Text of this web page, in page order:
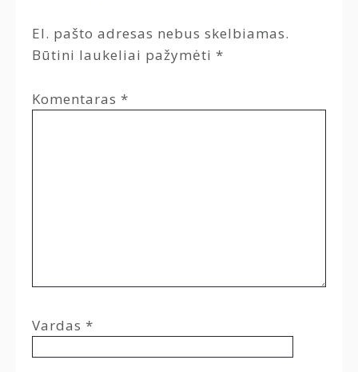
El. pašto adresas nebus skelbiamas.
Būtini laukeliai pažymėti *
Komentaras *
Vardas *